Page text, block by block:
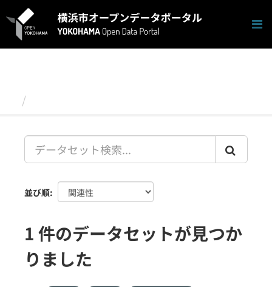
キ
並び順
1 件のデータセットが見つか
りました